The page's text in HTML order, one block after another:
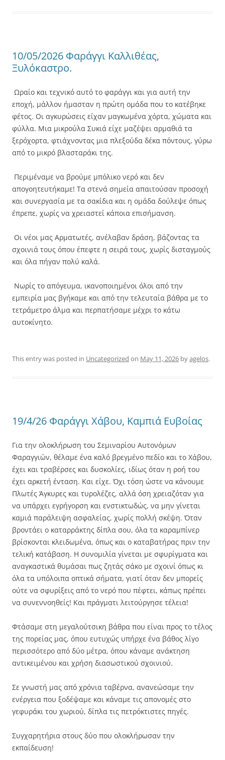
10/05/2026 Φαράγγι Καλλιθέας,
Ξυλόκαστρο.
Ωραίο και τεχνικό αυτό το φαράγγι και για αυτή την
εποχή, μάλλον ήμασταν η πρώτη ομάδα που το κατέβηκε
φέτος. Οι αγκυρώσεις είχαν μαγκωμένα χόρτα, χώματα και
φύλλα. Μια μικρούλα Συκιά είχε μαζέψει αρμαθιά τα
ξερόχορτα, φτιάχνοντας μια πλεξούδα δέκα πόντους, γύρω
από το μικρό βλασταράκι της.
Περιμέναμε να βρούμε μπόλικο νερό και δεν
απογοητευτήκαμε! Τα στενά σημεία απαιτούσαν προσοχή
και συνεργασία με τα σακίδια και η ομάδα δούλεψε όπως
έπρεπε, χωρίς να χρειαστεί κάποια επισήμανση.
Οι νέοι μας Αρματωτές, ανέλαβαν δράση, βάζοντας τα
σχοινιά τους όπου έπεφτε η σειρά τους, χωρίς δισταγμούς
και όλα πήγαν πολύ καλά.
Νωρίς το απόγευμα, ικανοποιημένοι όλοι από την
εμπειρία μας βγήκαμε και από την τελευταία βάθρα με το
τετράμετρο άλμα και περπατήσαμε μέχρι το κάτω
αυτοκίνητο.
This entry was posted in Uncategorized on May 11, 2026 byagelos.
19/4/26 Φαράγγι Χάβου, Καμπιά Ευβοίας
Για την ολοκλήρωση του Σεμιναρίου Αυτονόμων
Φαραγγιών, θέλαμε ένα καλό βρεγμένο πεδίο και το Χάβου,
έχει και τραβέρσες και δυσκολίες, ιδίως όταν η ροή του
έχει αρκετή ένταση. Και είχε. Όχι τόση ώστε να κάνουμε
Πλωτές Άγκυρες και τυρολέζες, αλλά όση χρειαζόταν για
να υπάρχει εγρήγορση και ενστικτωδώς, να μην γίνεται
καμιά παράλειψη ασφαλείας, χωρίς πολλή σκέψη. Όταν
βροντάει ο καταρράκτης δίπλα σου, όλα τα καραμπίνερ
βρίσκονται κλειδωμένα, όπως και ο καταβατήρας πριν την
τελική κατάβαση. Η συνομιλία γίνεται με σφυρίγματα και
αναγκαστικά θυμάσαι πως ζητάς σάκο με σχοινί όπως κι
όλα τα υπόλοιπα οπτικά σήματα, γιατί όταν δεν μπορείς
ούτε να σφυρίξεις από το νερό που πέφτει, κάπως πρέπει
να συνεννοηθείς! Και πράγματι λειτούργησε τέλεια!
Φτάσαμε στη μεγαλούτσικη βάθρα που είναι προς το τέλος
της πορείας μας, όπου ευτυχώς υπήρχε ένα βάθος λίγο
περισσότερο από δύο μέτρα, όπου κάναμε ανάκτηση
αντικειμένου και χρήση διασωστικού σχοινιού.
Σε γνωστή μας από χρόνια ταβέρνα, ανανεώσαμε την
ενέργεια που ξοδέψαμε και κάναμε τις απονομές στο
γεφυράκι του χωριού, δίπλα τις πετρόκτιστες πηγές.
Συγχαρητήρια στους δύο που ολοκλήρωσαν την
εκπαίδευση!